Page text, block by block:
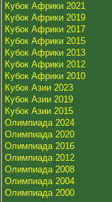
Кубок Африки 2021
Кубок Африки 2019
Кубок Африки 2017
Кубок Африки 2015
Кубок Африки 2013
Кубок Африки 2012
Кубок Африки 2010
Кубок Азии 2023
Кубок Азии 2019
Кубок Азии 2015
Олимпиада 2024
Олимпиада 2020
Олимпиада 2016
Олимпиада 2012
Олимпиада 2008
Олимпиада 2004
Олимпиада 2000